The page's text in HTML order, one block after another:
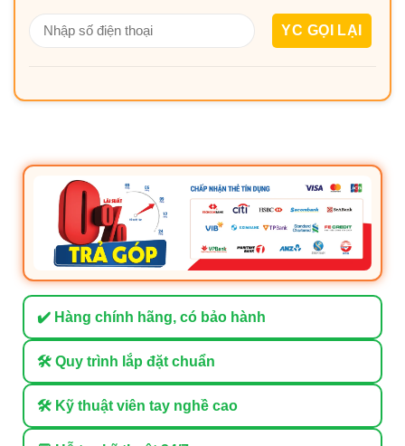
✔️ Hàng chính hãng, có bảo hành
🛠 Quy trình lắp đặt chuẩn
🛠 Kỹ thuật viên tay nghề cao